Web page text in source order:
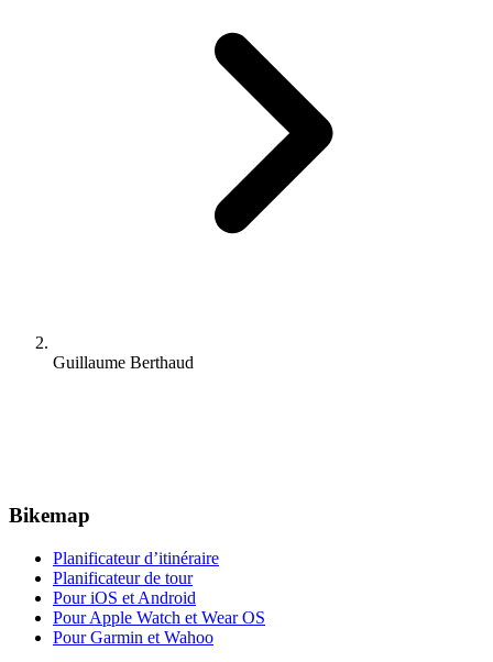
Guillaume Berthaud
Bikemap
Planificateur d’itinéraire
Planificateur de tour
Pour iOS et Android
Pour Apple Watch et Wear OS
Pour Garmin et Wahoo